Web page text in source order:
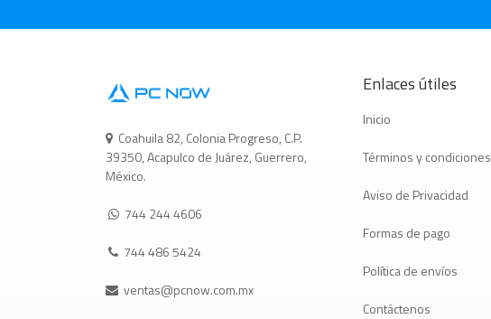
Coahuila 82, Colonia Progreso, C.P.
39350, Acapulco de Juárez, Guerrero,
México.
744 244 4606
744 486 5424
ventas@pcnow.com.mx
Enlaces útiles
Inicio
Términos y condiciones
Aviso de Privacidad
Formas de pago
Política de envíos
Contáctenos